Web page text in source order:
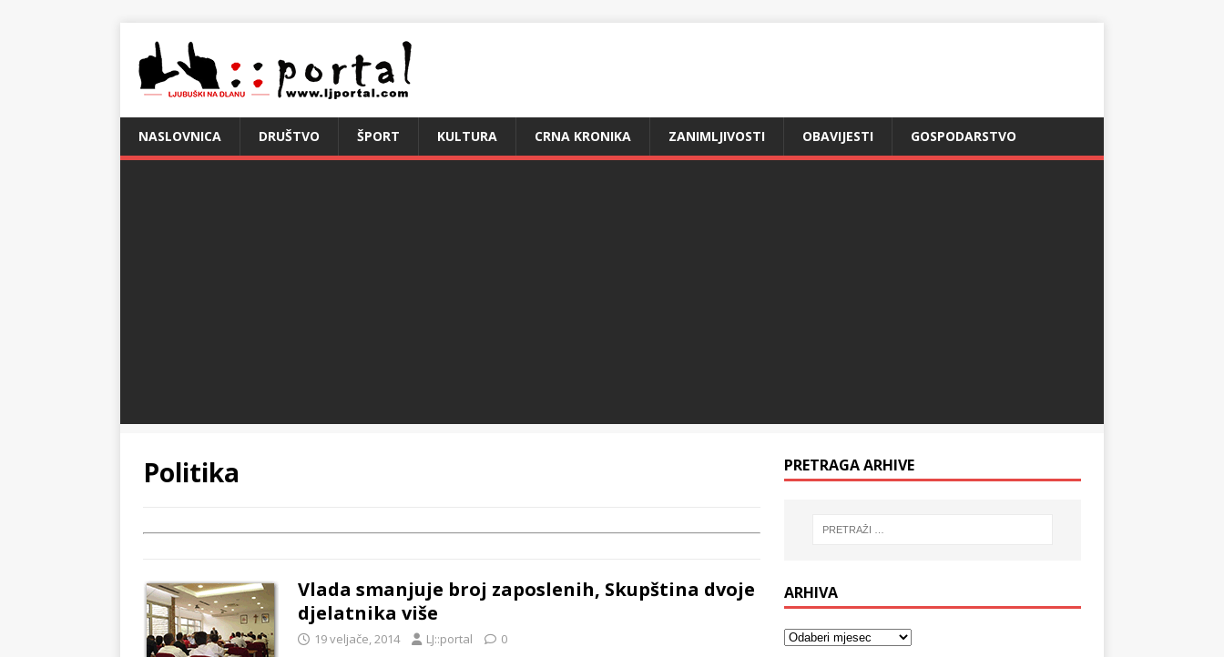
NASLOVNICA DRUŠTVO ŠPORT KULTURA CRNA KRONIKA ZANIMLJIVOSTI OBAVIJESTI GOSPODARSTVO
Politika
Vlada smanjuje broj zaposlenih, Skupština dvoje
djelatnika više
19 veljače, 2014 LJ::portal 0
PRETRAGA ARHIVE
ARHIVA